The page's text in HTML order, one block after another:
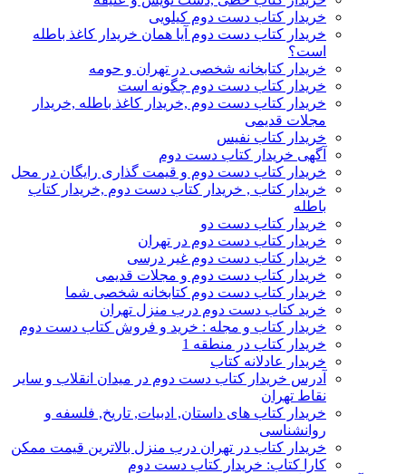
خریدار کتاب دست دوم کیلویی
خریدار کتاب دست دوم آیا همان خریدار کاغذ باطله
است؟
خریدار کتابخانه شخصی در تهران و حومه
خریدار کتاب دست دوم چگونه است
خریدار کتاب دست دوم ,خریدار کاغذ باطله ,خریدار
مجلات قدیمی
خریدار کتاب نفیس
آگهی خریدار کتاب دست دوم
خریدار کتاب دست دوم و قیمت گذاری رایگان در محل
خریدار کتاب , خریدار کتاب دست دوم ,خریدار کتاب
باطله
خریدار کتاب دست دو
خریدار کتاب دست دوم در تهران
خریدار کتاب دست دوم غیر درسی
خریدار کتاب دست دوم و مجلات قدیمی
خریدار کتاب دست دوم کتابخانه شخصی شما
خرید کتاب دست دوم درب منزل تهران
خریدار کتاب و مجله : خرید و فروش کتاب دست دوم
خریدار کتاب در منطقه 1
خریدار عادلانه کتاب
آدرس خریدار کتاب دست دوم در میدان انقلاب و سایر
نقاط تهران
خریدار کتاب های داستان, ادبیات, تاریخ, فلسفه و
روانشناسی
خریدار کتاب در تهران درب منزل بالاترین قیمت ممکن
کارا کتاب: خریدار کتاب دست دوم